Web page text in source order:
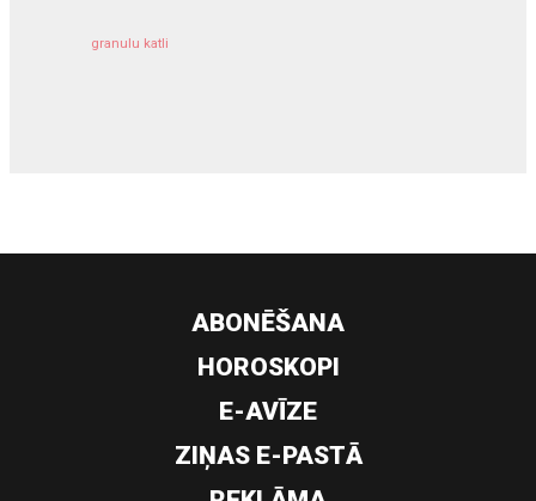
granulu katli
ABONĒŠANA
HOROSKOPI
E-AVĪZE
ZIŅAS E-PASTĀ